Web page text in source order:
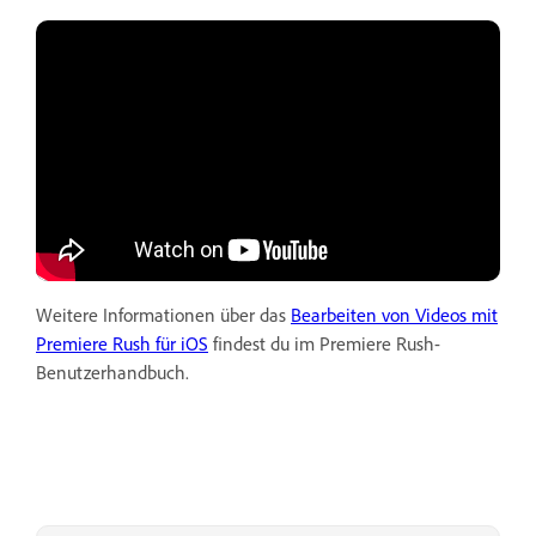
Weitere Informationen über das Bearbeiten von Videos mit
Premiere Rush für iOS findest du im Premiere Rush-
Benutzerhandbuch.